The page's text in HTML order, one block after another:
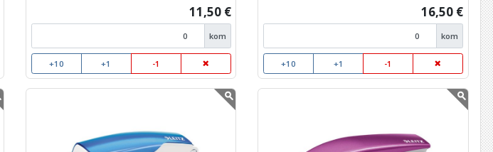
11,50 €
kom
+10 +1 -1
16,50 €
kom
+10 +1 -1